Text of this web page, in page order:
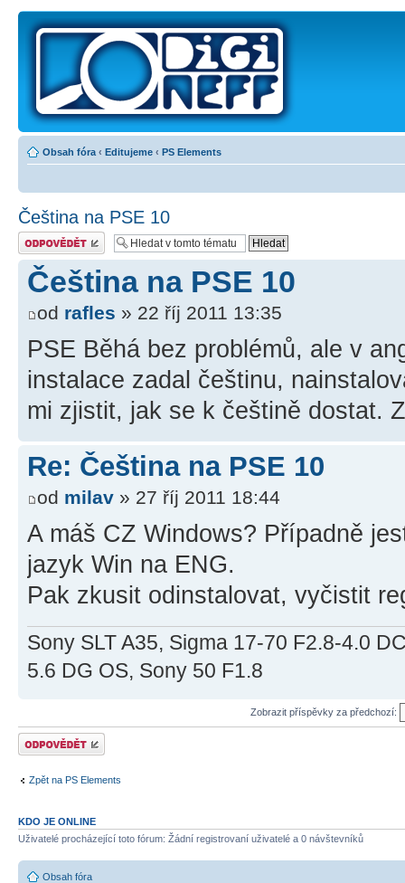
Obsah fóra ‹ Editujeme ‹ PS Elements
Čeština na PSE 10
Odeslat odpověď
Čeština na PSE 10
od rafles » 22 říj 2011 13:35
PSE Běhá bez problémů, ale v
instalace zadal češtinu,
mi zjistit, jak se k češtině dostat.
Re: Čeština na PSE 10
od milav » 27 říj 2011 18:44
A máš CZ Windows? Případně
jazyk Win na ENG.
Pak zkusit odinstalovat, vyčistit
Sony SLT A35, Sigma 17-70 F2.8-4.0
5.6 DG OS, Sony 50 F1.8
Zobrazit příspěvky za předchozí:
Odeslat odpověď
Zpět na PS Elements
KDO JE ONLINE
Uživatelé procházející toto fórum: Žádní registrovaní uživatelé a 0 návštevníků
Obsah fóra